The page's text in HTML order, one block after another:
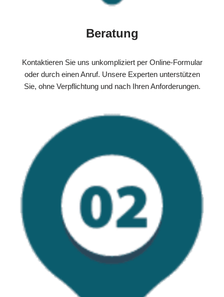
Beratung
Kontaktieren Sie uns unkompliziert per Online-Formular
oder durch einen Anruf. Unsere Experten unterstützen
Sie, ohne Verpflichtung und nach Ihren Anforderungen.